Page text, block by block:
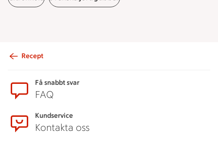
Recept
Få snabbt svar
FAQ
Kundservice
Kontakta oss